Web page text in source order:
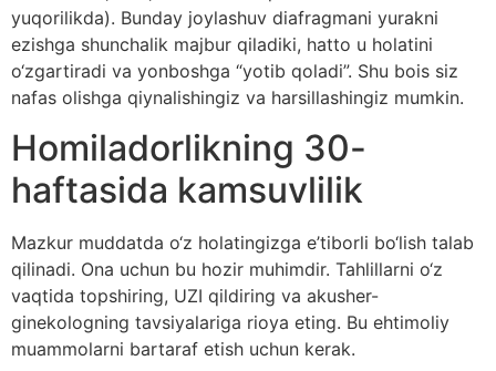
yuqorilikda). Bunday joylashuv diafragmani yurakni
ezishga shunchalik majbur qiladiki, hatto u holatini
o‘zgartiradi va yonboshga “yotib qoladi”. Shu bois siz
nafas olishga qiynalishingiz va harsillashingiz mumkin.
Homiladorlikning 30-
haftasida kamsuvlilik
Mazkur muddatda o‘z holatingizga e’tiborli bo‘lish talab
qilinadi. Ona uchun bu hozir muhimdir. Tahlillarni o‘z
vaqtida topshiring, UZI qildiring va akusher-
ginekologning tavsiyalariga rioya eting. Bu ehtimoliy
muammolarni bartaraf etish uchun kerak.